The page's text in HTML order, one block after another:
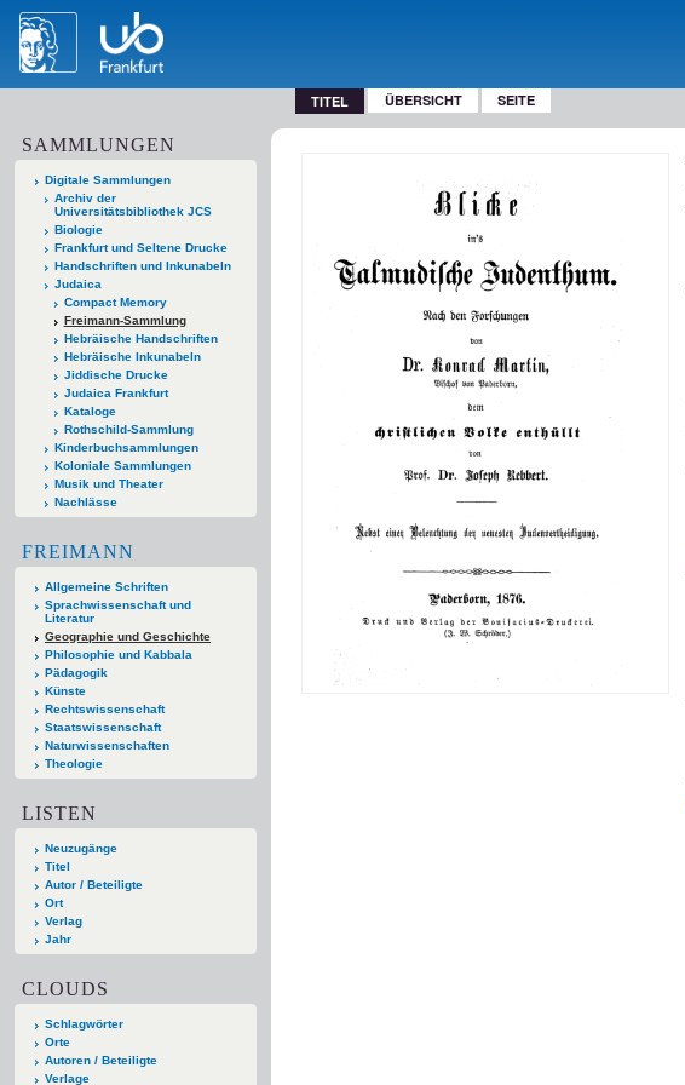
TITEL ÜBERSICHT SEITE
SAMMLUNGEN
Digitale Sammlungen
Archiv der
Universitätsbibliothek JCS
Biologie
Frankfurt und Seltene Drucke
Handschriften und Inkunabeln
Judaica
Compact Memory
Freimann-Sammlung
Hebräische Handschriften
Hebräische Inkunabeln
Jiddische Drucke
Judaica Frankfurt
Kataloge
Rothschild-Sammlung
Kinderbuchsammlungen
Koloniale Sammlungen
Musik und Theater
Nachlässe
FREIMANN
Allgemeine Schriften
Sprachwissenschaft und
Literatur
Geographie und Geschichte
Philosophie und Kabbala
Pädagogik
Künste
Rechtswissenschaft
Staatswissenschaft
Naturwissenschaften
Theologie
LISTEN
Neuzugänge
Titel
Autor / Beteiligte
Ort
Verlag
Jahr
CLOUDS
Schlagwörter
Orte
Autoren / Beteiligte
Verlage